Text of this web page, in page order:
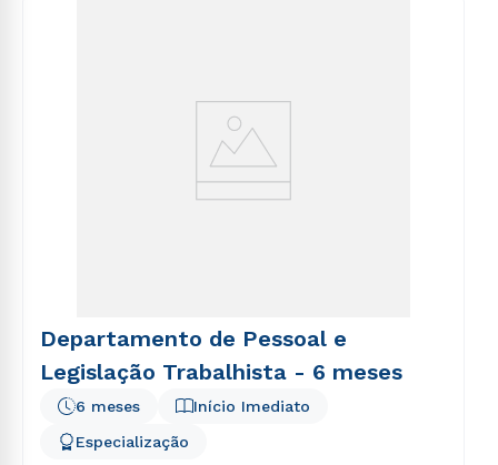
Departamento de Pessoal e
Legislação Trabalhista - 6 meses
Início Imediato
6 meses
Especialização